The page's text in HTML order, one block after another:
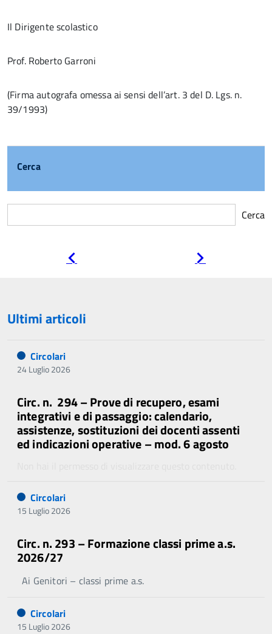
Il Dirigente scolastico
Prof. Roberto Garroni
(Firma autografa omessa ai sensi dell’art. 3 del D. Lgs. n.
39/1993)
Cerca
Cerca
Ultimi articoli
Circolari
24 Luglio 2026
Circ. n. 294 – Prove di recupero, esami
integrativi e di passaggio: calendario,
assistenze, sostituzioni dei docenti assenti
ed indicazioni operative – mod. 6 agosto
Circolari
15 Luglio 2026
Circ. n. 293 – Formazione classi prime a.s.
2026/27
Ai Genitori – classi prime a.s.
Circolari
15 Luglio 2026